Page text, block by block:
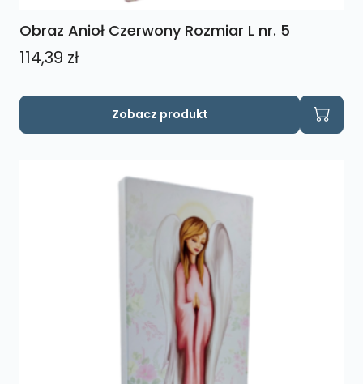
Obraz Anioł Czerwony Rozmiar L nr. 5
114,39 zł
Zobacz produkt